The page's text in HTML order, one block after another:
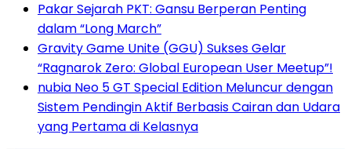
Pakar Sejarah PKT: Gansu Berperan Penting
dalam “Long March”
Gravity Game Unite (GGU) Sukses Gelar
“Ragnarok Zero: Global European User Meetup”!
nubia Neo 5 GT Special Edition Meluncur dengan
Sistem Pendingin Aktif Berbasis Cairan dan Udara
yang Pertama di Kelasnya